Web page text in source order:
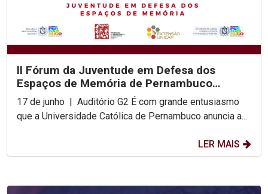
II Fórum da Juventude em Defesa dos
Espaços de Memória de Pernambuco
acontece na UNICAP
17 de junho | Auditório G2 É com grande entusiasmo
que a Universidade Católica de Pernambuco anuncia a...
LER MAIS